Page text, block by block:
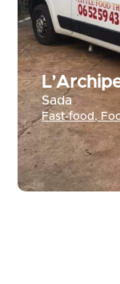
Sada
Fast-food ,